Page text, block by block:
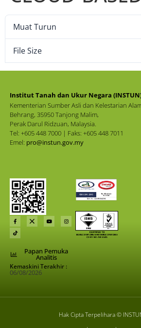
Muat Turun
File Size
Institut Tanah dan Ukur Negara
Kementerian Sumber Asli dan Kelestarian
Behrang, 35950 Tanjong Malim,
Perak Darul Ridzuan, Malaysia.
Tel: +605 448 7000 | Faks: +605 448 7011
Emel: pro@instun.gov.my
Papan Pemuka
Analitis
Kemaskini Terakhir :
06/08/2026
Hak Cipta Terpelihara ©